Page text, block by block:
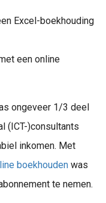
Excel-boekhouding
een online
ongeveer 1/3 deel
(ICT-)consultants
inkomen. Met
boekhouden was
te nemen.